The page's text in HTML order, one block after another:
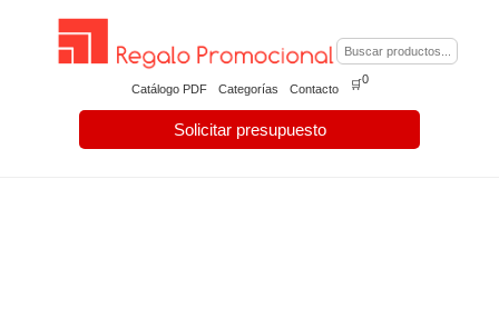
Catálogo PDF Categorías Contacto
Solicitar presupuesto
🛒0